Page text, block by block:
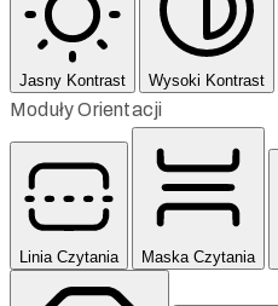
Jasny Kontrast Wysoki Kontrast
Moduły Orientacji
Linia Czytania Maska Czytania